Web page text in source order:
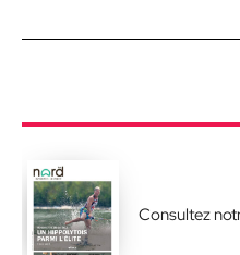
Consultez